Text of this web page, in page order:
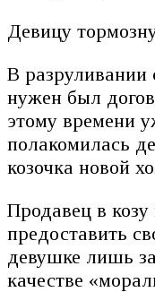
Девицу
В
нужен был
этому времени
полакомилась
козочка новой
Продавец в козу
предоставить
девушке лишь
качестве